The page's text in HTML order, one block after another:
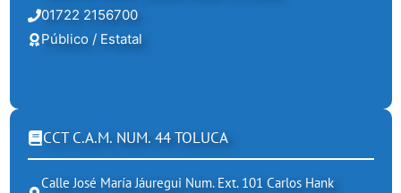
01722 2156700
Público / Estatal
CCT C.A.M. NUM. 44 TOLUCA
Calle José María Jáuregui Num. Ext. 101 Carlos Hank